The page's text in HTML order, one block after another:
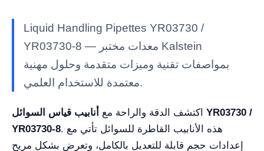
Liquid Handling Pipettes YR03730 /
YR03730-8 — معدات مختبر Kalstein
بمواصفات تقنية وميزات متقدمة وحلول مهنية
معتمدة للاستخدام العلمي.
اكتشف الدقة والراحة مع
أنابيب قياس السوائل YR03730 /
YR03730-8. هذه الأنابيب القاطرة للسوائل تأتي مع
إعدادات حجم قابلة للتعديل بالكامل، وتعرض بشكل مريح